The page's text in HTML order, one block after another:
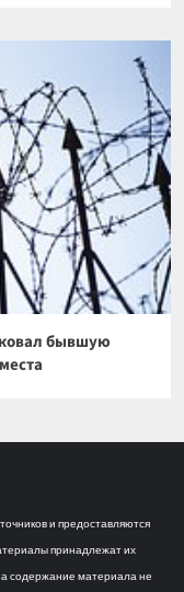
бывшую
и предоставляются
принадлежат их
содержание материала не